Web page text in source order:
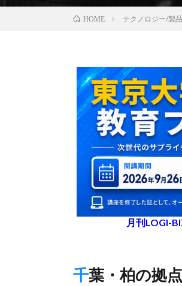
HOME テクノロジー/製品
月刊LOGI-
千葉・柏の